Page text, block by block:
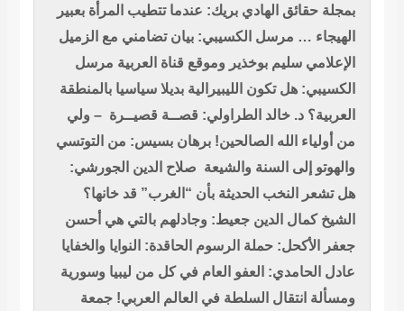
بمجلة حقائق الهادي بريك: عندما تتطيب المرأة بعبير
الهيجاء … مرسل الكسيبي: بيان تضامني مع الزميل
الإعلامي سليم بوخذير وموقع قناة العربية مرسل
الكسيبي: هل تكون الليبيرالية بديلا سياسيا بالمنطقة
العربية؟ د. خالد الطراولي: قصــة قصيــرة – ولي
من أولياء الله الصالحين! برهان بسيس: من التوتسي
والهوتو إلى السنة والشيعة صلاح الدين الجورشي:
هل تشعر النخب الحديثة بأن “الغرب” قد خانها؟
الشيخ كمال الدين جعيط: وجادلهم بالتي هي أحسن
جعفر الأكحل: حملة الرسوم الحاقدة: النوايا والخفايا
عادل الحامدي: العفو العام في كل من ليبيا وسورية
ومسألة انتقال السلطة في العالم العربي! جمعة